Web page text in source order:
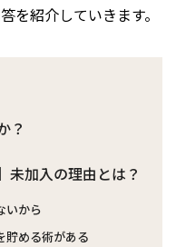
を紹介していきます。
？
未加入の理由とは？
いから
貯める術がある